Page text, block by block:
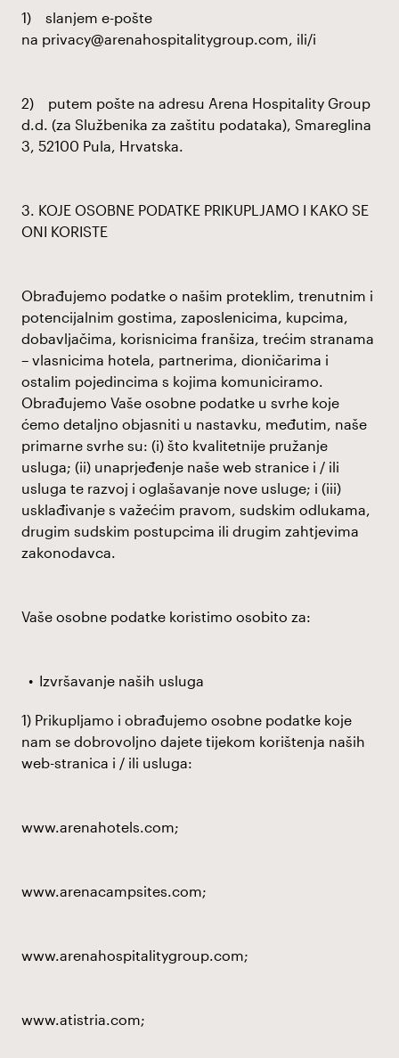
1) slanjem e-pošte
na privacy@arenahospitalitygroup.com, ili/i
2) putem pošte na adresu Arena Hospitality Group
d.d. (za Službenika za zaštitu podataka), Smareglina
3, 52100 Pula, Hrvatska.
3. KOJE OSOBNE PODATKE PRIKUPLJAMO I KAKO SE
ONI KORISTE
Obrađujemo podatke o našim proteklim, trenutnim i
potencijalnim gostima, zaposlenicima, kupcima,
dobavljačima, korisnicima franšiza, trećim stranama
– vlasnicima hotela, partnerima, dioničarima i
ostalim pojedincima s kojima komuniciramo.
Obrađujemo Vaše osobne podatke u svrhe koje
ćemo detaljno objasniti u nastavku, međutim, naše
primarne svrhe su: (i) što kvalitetnije pružanje
usluga; (ii) unaprjeđenje naše web stranice i / ili
usluga te razvoj i oglašavanje nove usluge; i (iii)
usklađivanje s važećim pravom, sudskim odlukama,
drugim sudskim postupcima ili drugim zahtjevima
zakonodavca.
Vaše osobne podatke koristimo osobito za:
Izvršavanje naših usluga
1) Prikupljamo i obrađujemo osobne podatke koje
nam se dobrovoljno dajete tijekom korištenja naših
web-stranica i / ili usluga:
www.arenahotels.com;
www.arenacampsites.com;
www.arenahospitalitygroup.com;
www.atistria.com;